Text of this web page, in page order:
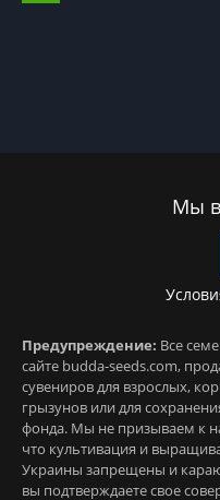
Мы в
Предупреждение: Все
сайте budda-seeds.com,
сувениров для взрослых,
грызунов или для
фонда. Мы не призываем к
что культивация и
Украины запрещены и
вы подтверждаете свое